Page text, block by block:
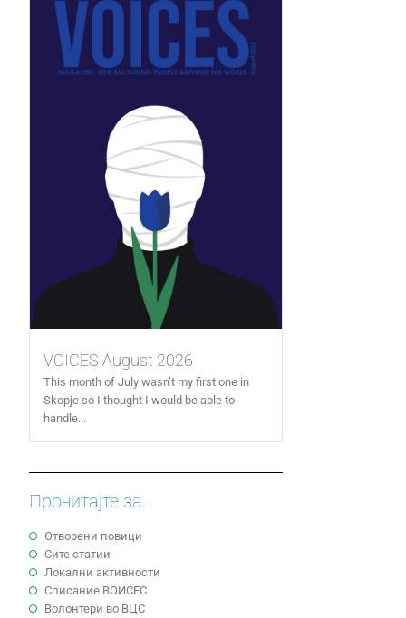
VOICES August 2026
This month of July wasn’t my first one in
Skopje so I thought I would be able to
handle...
Прочитајте за...
Отворени повици
Сите статии
Локални активности
Cписание ВОИСЕС
Волонтери во ВЦС